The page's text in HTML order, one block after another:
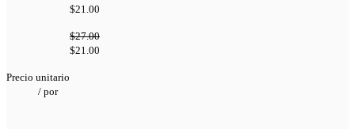
$21.00
$27.00
$21.00
Precio unitario
/ por